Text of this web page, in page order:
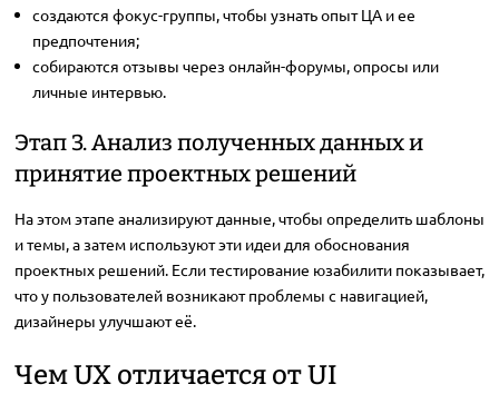
создаются фокус-группы, чтобы узнать опыт ЦА и ее
предпочтения;
собираются отзывы через онлайн-форумы, опросы или
личные интервью.
Этап 3. Анализ полученных данных и
принятие проектных решений
На этом этапе анализируют данные, чтобы определить шаблоны
и темы, а затем используют эти идеи для обоснования
проектных решений. Если тестирование юзабилити показывает,
что у пользователей возникают проблемы с навигацией,
дизайнеры улучшают её.
Чем UX отличается от UI